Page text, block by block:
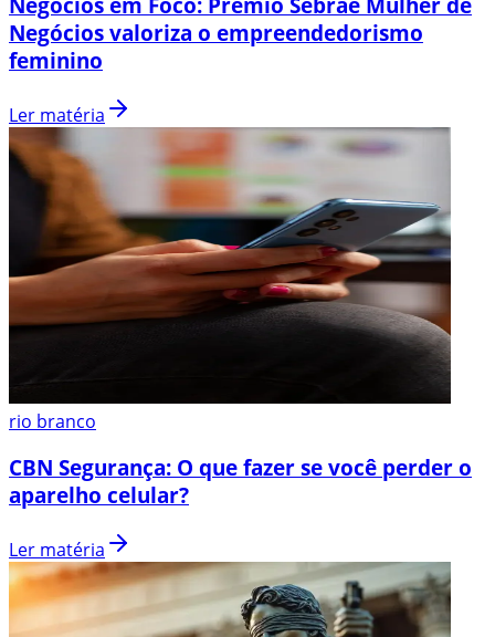
Negócios valoriza o empreendedorismo
feminino
Ler matéria
rio branco
CBN Segurança: O que fazer se você perder o
aparelho celular?
Ler matéria